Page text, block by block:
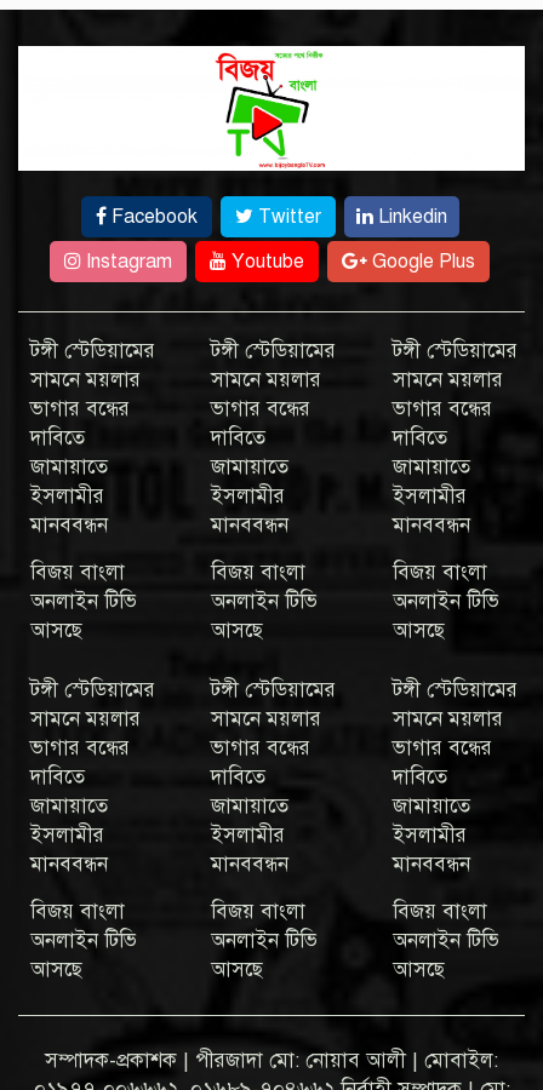
Facebook Twitter
Linkedin
Instagram
Youtube Google Plus
টঙ্গী স্টেডিয়ামের
সামনে ময়লার
ভাগার বন্ধের
দাবিতে
জামায়াতে
ইসলামীর
মানববন্ধন
বিজয় বাংলা
অনলাইন টিভি
আসছে
টঙ্গী স্টেডিয়ামের
সামনে ময়লার
ভাগার বন্ধের
দাবিতে
জামায়াতে
ইসলামীর
মানববন্ধন
বিজয় বাংলা
অনলাইন টিভি
আসছে
টঙ্গী স্টেডিয়ামের
সামনে ময়লার
ভাগার বন্ধের
দাবিতে
জামায়াতে
ইসলামীর
মানববন্ধন
বিজয় বাংলা
অনলাইন টিভি
আসছে
টঙ্গী স্টেডিয়ামের
সামনে ময়লার
ভাগার বন্ধের
দাবিতে
জামায়াতে
ইসলামীর
মানববন্ধন
বিজয় বাংলা
অনলাইন টিভি
আসছে
টঙ্গী স্টেডিয়ামের
সামনে ময়লার
ভাগার বন্ধের
দাবিতে
জামায়াতে
ইসলামীর
মানববন্ধন
বিজয় বাংলা
অনলাইন টিভি
আসছে
টঙ্গী স্টেডিয়ামের
সামনে ময়লার
ভাগার বন্ধের
দাবিতে
জামায়াতে
ইসলামীর
মানববন্ধন
বিজয় বাংলা
অনলাইন টিভি
আসছে
সম্পাদক-প্রকাশক | পীরজাদা মো: নোয়াব আলী | মোবাইল: